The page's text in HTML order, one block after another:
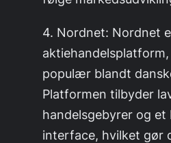
4. Nordnet: Nordnet
populær blandt
Platformen tilbyder
handelsgebyrer og et
interface, hvilket gør